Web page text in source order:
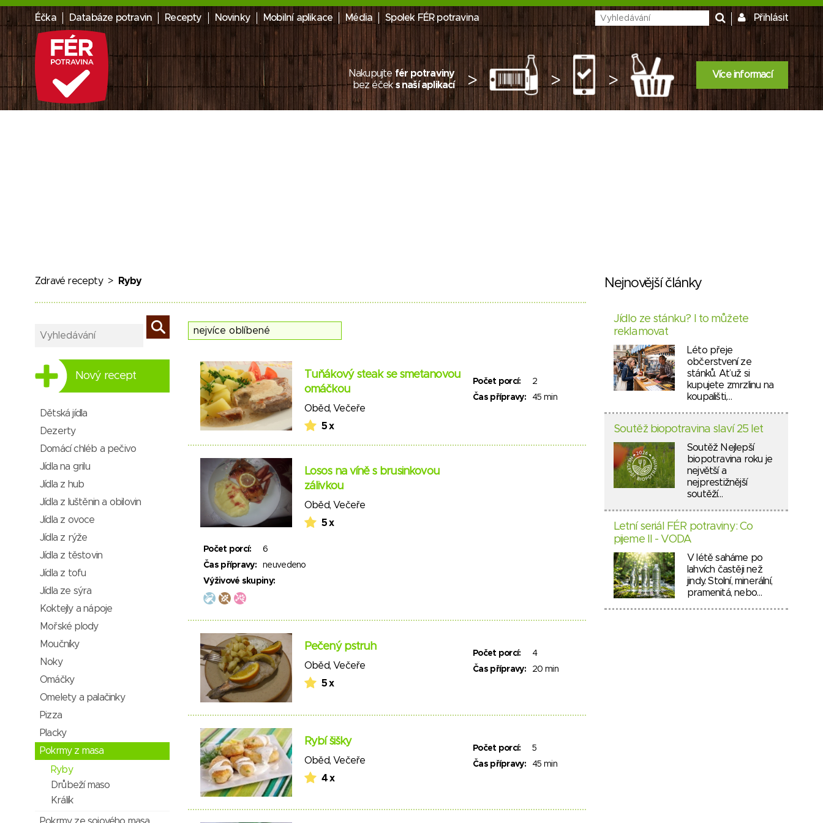
Éčka Databáze potravin Recepty Novinky Mobilní aplikace Média Spolek FÉR potravina Přihlásit
Nakupujte fér potraviny
bez éčeks naší aplikací > > > Více informací
Zdravé recepty> Ryby
Nový recept
Dětská jídla
Dezerty
Domácí chléb a pečivo
Jídla na grilu
Jídla z hub
Jídla z luštěnin a obilovin
Jídla z ovoce
Jídla z rýže
Jídla z těstovin
Jídla z tofu
Jídla ze sýra
Koktejly a nápoje
Mořské plody
Moučníky
Noky
Omáčky
Omelety a palačinky
Pizza
Placky
Pokrmy z masa
Ryby
Drůbeží maso
Králík
Tuňákový steak se smetanovou
omáčkou
Oběd, Večeře
5 x
Počet porcí:
2
Čas přípravy:
45 min
Losos na víně s brusinkovou
zálivkou
Oběd, Večeře
5 x
Počet porcí:
6
Čas přípravy:
neuvedeno
Výživové skupiny:
Pečený pstruh
Oběd, Večeře
5 x
Počet porcí:
4
Čas přípravy:
20 min
Rybí šišky
Oběd,Večeře
4 x
Počet porcí:
5
Čas přípravy:
45 min
Nejnovější články
Jídlo ze stánku? I to můžete
reklamovat
Léto přeje
občerstvení ze
stánků. Ať už si
kupujete zmrzlinu na
koupališti,…
Soutěž biopotravina slaví 25 let
Soutěž Nejlepší
biopotravina roku je
největší a
nejprestižnější
soutěží…
Letní seriál FÉR potraviny: Co
pijeme II - VODA
V létě saháme po
lahvích častěji než
jindy. Stolní, minerální,
pramenitá, nebo…